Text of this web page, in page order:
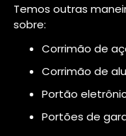
Temos outras
sobre:
corrimão de
corrimão de
portão
portões de